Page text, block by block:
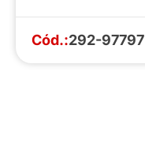
Cód.:292-97797